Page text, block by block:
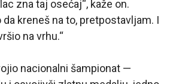
zna taj osećaj“, kaže on.
da kreneš na to, pretpostavljam. I
na vrhu.“
nacionalni šampionat —